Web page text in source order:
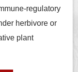
regulatory
herbivore or
plant